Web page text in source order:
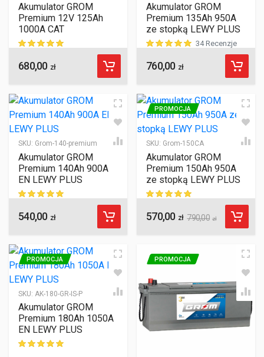
Akumulator GROM
Premium 12V 125Ah
1000A CAT
ocen klientów
680,00 zł
Akumulator GROM
Premium 135Ah 950A
ze stopką LEWY PLUS
ocen klientów
34 Recenzje
760,00 zł
SKU: Grom-140-premium
Akumulator GROM
Premium 140Ah 900A
EN LEWY PLUS
ocen klientów
540,00 zł
SKU: Grom-150CA
PROMOCJA
Akumulator GROM
Premium 150Ah 950A
ze stopką LEWY PLUS
ocen klientów
570,00 zł 790,00 zł
SKU: AK-180-GR-IS-P
PROMOCJA
Akumulator GROM
Premium 180Ah 1050A
EN LEWY PLUS
PROMOCJA